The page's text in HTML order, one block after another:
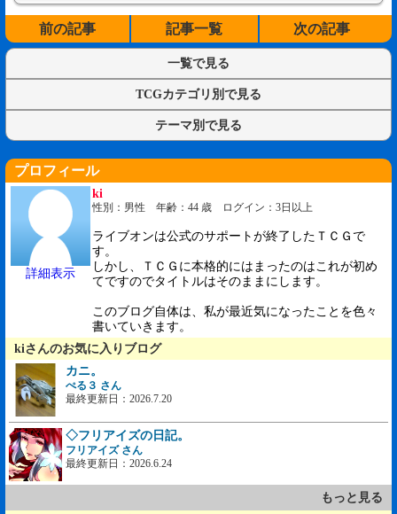
前の記事 記事一覧 次の記事
一覧で見る
TCGカテゴリ別で見る
テーマ別で見る
プロフィール
詳細表示
ki
性別：男性 年齢：44 歳 ログイン：3日以上
ライブオンは公式のサポートが終了したＴＣＧで
す。
しかし、ＴＣＧに本格的にはまったのはこれが初め
てですのでタイトルはそのままにします。
このブログ自体は、私が最近気になったことを色々
書いていきます。
kiさんのお気に入りブログ
カニ。
ぺる３ さん
最終更新日：2026.7.20
◇フリアイズの日記。
フリアイズ さん
最終更新日：2026.6.24
もっと見る